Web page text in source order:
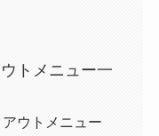
トメニュー一
ウトメニュー